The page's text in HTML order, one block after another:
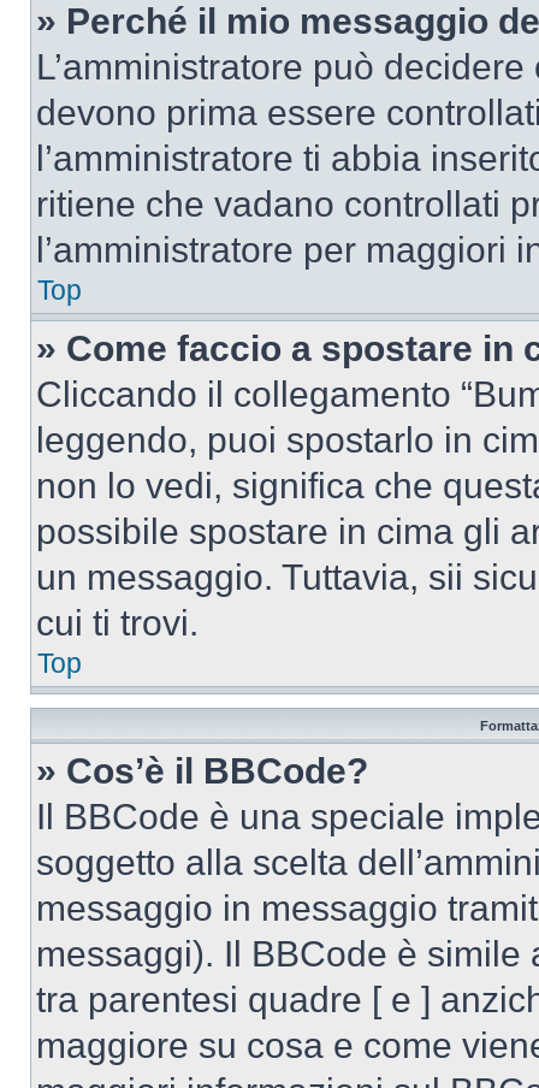
» Perché il mio messaggio
L’amministratore può
devono prima essere
l’amministratore ti abbia
ritiene che vadano controllati
l’amministratore per maggiori
Top
» Come faccio a spostare in
Cliccando il collegamento
leggendo, puoi spostarlo in
non lo vedi, significa che
possibile spostare in cima gli
un messaggio. Tuttavia, sii
cui ti trovi.
Top
» Cos’è il BBCode?
Il BBCode è una speciale
soggetto alla scelta
messaggio in messaggio
messaggi). Il BBCode è simile
tra parentesi quadre [ e ]
maggiore su cosa e come